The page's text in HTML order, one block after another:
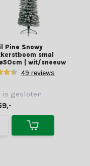
Pine Snowy
smal
| wit/sneeuw
49 reviews
is gesloten